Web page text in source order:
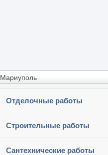
Мариуполь
Отделочные работы
Строительные работы
Сантехнические работы